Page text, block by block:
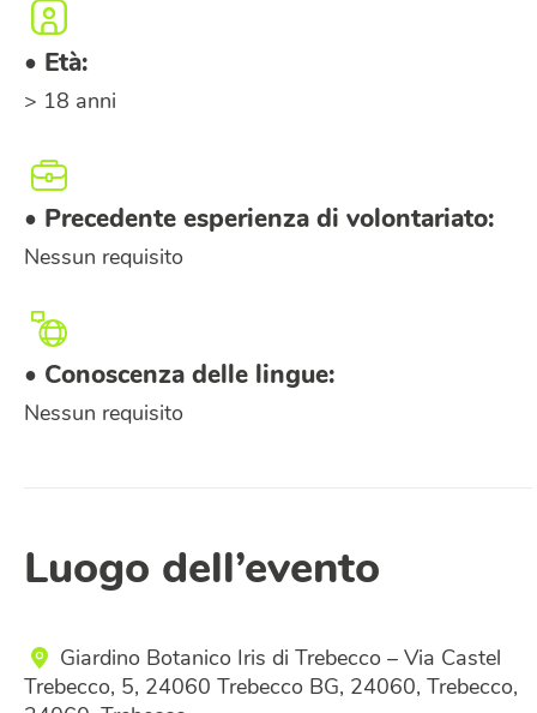
• Età:
> 18 anni
• Precedente esperienza di volontariato:
Nessun requisito
• Conoscenza delle lingue:
Nessun requisito
Luogo dell’evento
Giardino Botanico Iris di Trebecco – Via Castel
Trebecco, 5, 24060 Trebecco BG, 24060, Trebecco,